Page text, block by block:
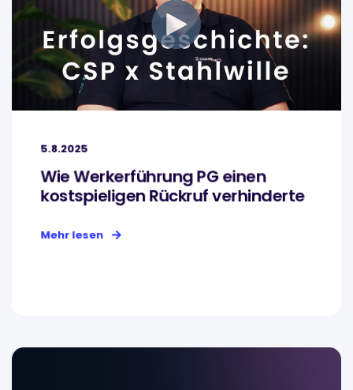
5.8.2025
Wie Werkerführung PG einen
kostspieligen Rückruf verhinderte
Mehr lesen